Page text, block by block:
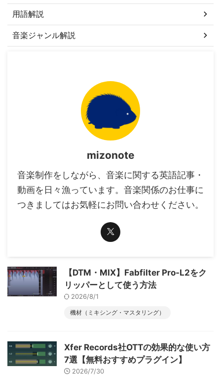
用語解説
音楽ジャンル解説
mizonote
音楽制作をしながら、音楽に関する英語記事・
動画を日々漁っています。音楽関係のお仕事に
つきましてはお気軽にお問い合わせください。
【DTM・MIX】Fabfilter Pro-L2をク
リッパーとして使う方法
2026/8/1
機材（ミキシング・マスタリング）
Xfer Records社OTTの効果的な使い方
7選【無料おすすめプラグイン】
2026/7/30